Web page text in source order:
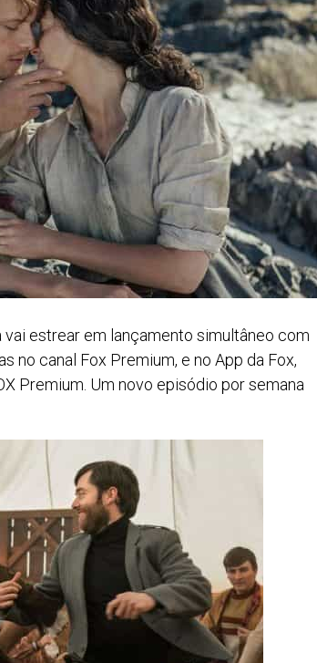
estrear em lançamento simultâneo com
no canal Fox Premium, e no App da Fox,
Premium. Um novo episódio por semana